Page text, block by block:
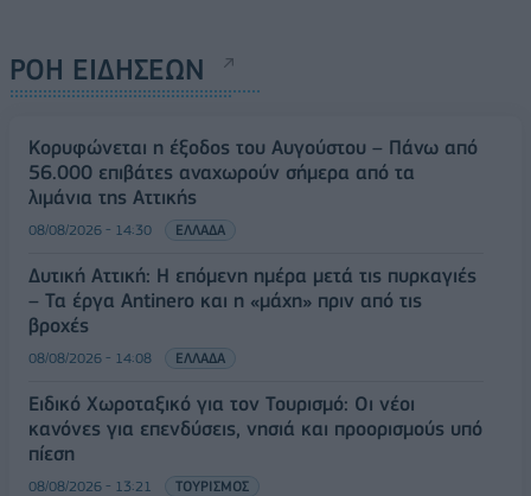
ΡΟΗ ΕΙΔΗΣΕΩΝ
Κορυφώνεται η έξοδος του Αυγούστου – Πάνω από
56.000 επιβάτες αναχωρούν σήμερα από τα
λιμάνια της Αττικής
08/08/2026 - 14:30 ΕΛΛΑΔΑ
Δυτική Αττική: Η επόμενη ημέρα μετά τις πυρκαγιές
– Τα έργα Antinero και η «μάχη» πριν από τις
βροχές
08/08/2026 - 14:08 ΕΛΛΑΔΑ
Ειδικό Χωροταξικό για τον Τουρισμό: Οι νέοι
κανόνες για επενδύσεις, νησιά και προορισμούς υπό
πίεση
08/08/2026 - 13:21 ΤΟΥΡΙΣΜΟΣ